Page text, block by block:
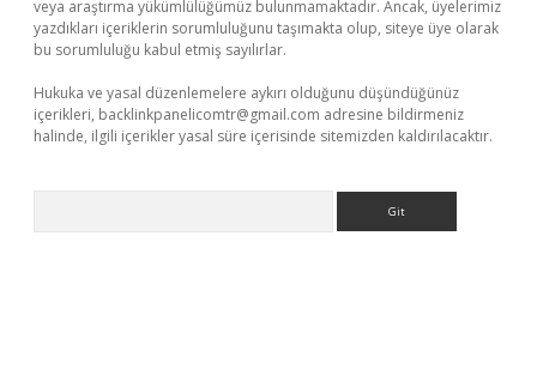
veya araştırma yükümlülüğümüz bulunmamaktadır. Ancak, üyelerimiz
yazdıkları içeriklerin sorumluluğunu taşımakta olup, siteye üye olarak
bu sorumluluğu kabul etmiş sayılırlar.
Hukuka ve yasal düzenlemelere aykırı olduğunu düşündüğünüz
içerikleri, backlinkpanelicomtr@gmail.com adresine bildirmeniz
halinde, ilgili içerikler yasal süre içerisinde sitemizden kaldırılacaktır.